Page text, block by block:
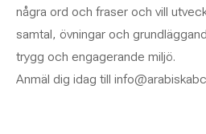
några ord och fraser och vill
samtal, övningar och
trygg och engagerande miljö.
Anmäl dig idag till